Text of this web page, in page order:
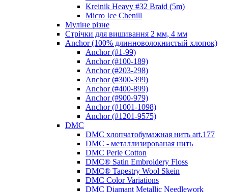
Kreinik Heavy #32 Braid (5m)
Micro Ice Chenill
Муліне різне
Стрічки для вишивання 2 мм, 4 мм
Anchor (100% длинноволокнистый хлопок)
Anchor (#1-99)
Anchor (#100-189)
Anchor (#203-298)
Anchor (#300-399)
Anchor (#400-899)
Anchor (#900-979)
Anchor (#1001-1098)
Anchor (#1201-9575)
DMC
DMC хлопчатобумажная нить art.177
DMC - металлизированая нить
DMC Perle Cotton
DMC® Satin Embroidery Floss
DMC® Tapestry Wool Skein
DMC Color Variations
DMC Diamant Metallic Needlework